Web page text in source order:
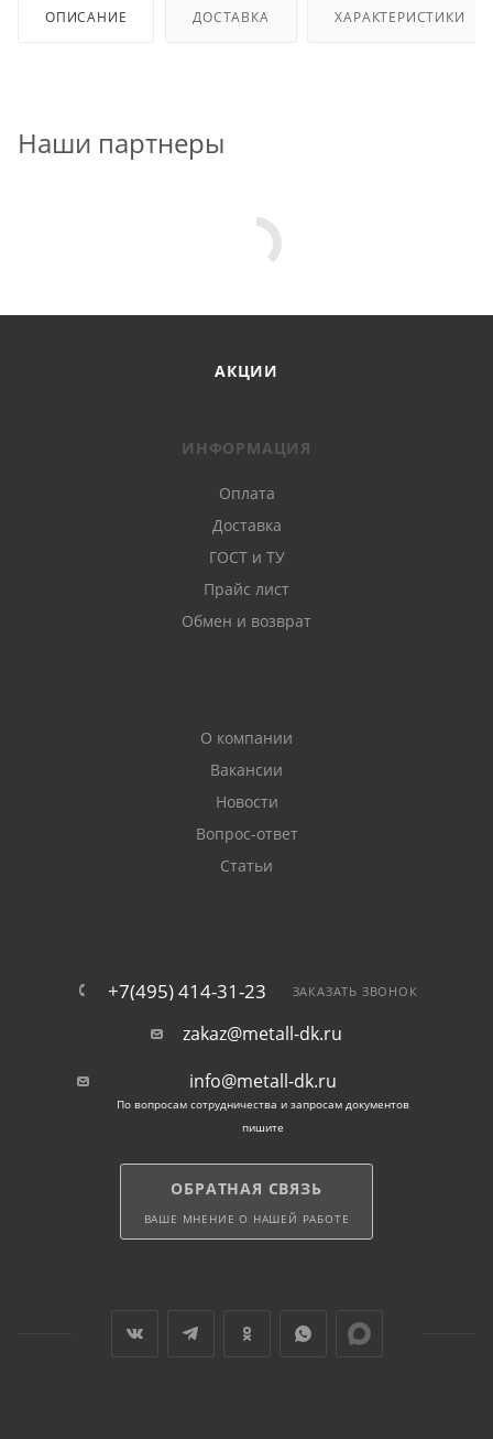
ОПИСАНИЕ ДОСТАВКА ХАРАКТЕРИСТИКИ
Наши партнеры
АКЦИИ
ИНФОРМАЦИЯ
Оплата
Доставка
ГОСТ и ТУ
Прайс лист
Обмен и возврат
О компании
Вакансии
Новости
Вопрос-ответ
Статьи
+7(495) 414-31-23 ЗАКАЗАТЬ ЗВОНОК
zakaz@metall-dk.ru
info@metall-dk.ru
По вопросам сотрудничества и запросам документов
пишите
ОБРАТНАЯ СВЯЗЬ
ВАШЕ МНЕНИЕ О НАШЕЙ РАБОТЕ